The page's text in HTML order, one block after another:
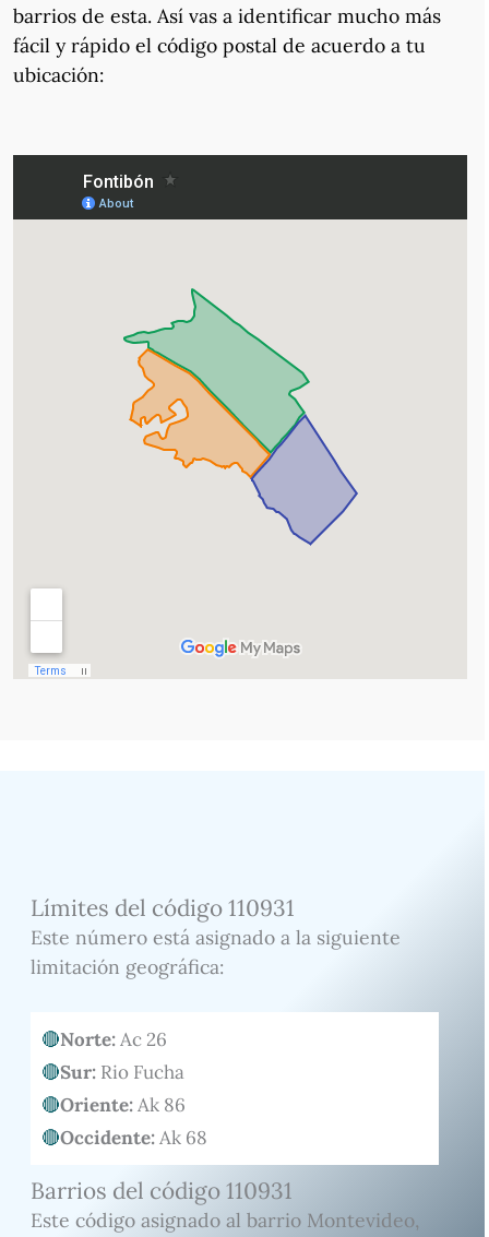
barrios de esta. Así vas a identificar mucho más
fácil y rápido el código postal de acuerdo a tu
ubicación:
Límites del código 110931
Este número está asignado a la siguiente
limitación geográfica:
Norte:Ac 26
Sur: Rio Fucha
Oriente:Ak 86
Occidente:Ak 68
Barrios del código 110931
Este código asignado al barrio Montevideo,